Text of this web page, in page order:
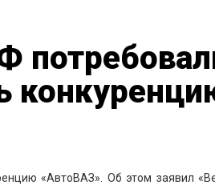
«АвтоВАЗ». Об этом заявил